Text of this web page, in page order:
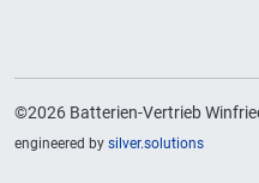
©2026 Batterien-Vertrieb
engineered by silver.solutions